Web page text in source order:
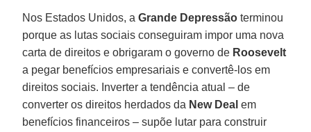
Nos Estados Unidos, aGrande Depressão terminou
porque as lutas sociais conseguiram impor uma nova
carta de direitos e obrigaram o governo de Roosevelt
a pegar benefícios empresariais e convertê-los em
direitos sociais. Inverter a tendência atual – de
converter os direitos herdados da New Dealem
benefícios financeiros – supõe lutar para construir